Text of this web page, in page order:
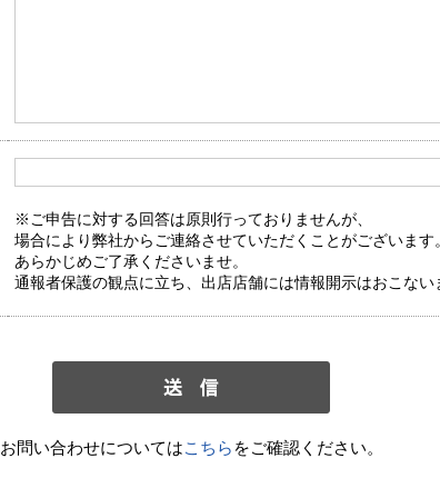
※ご申告に対する回答は原則行っておりませんが、
場合により弊社からご連絡させていただくことがございます。
あらかじめご了承くださいませ。
通報者保護の観点に立ち、出店店舗には情報開示はおこない
お問い合わせについてはこちら をご確認ください。